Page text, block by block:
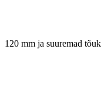
120 mm ja suuremad